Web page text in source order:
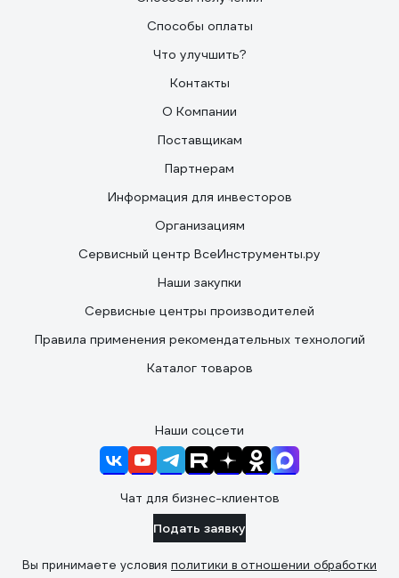
Способы оплаты
Что улучшить?
Контакты
О Компании
Поставщикам
Партнерам
Информация для инвесторов
Организациям
Сервисный центр ВсеИнструменты.ру
Наши закупки
Сервисные центры производителей
Правила применения рекомендательных технологий
Каталог товаров
Наши соцсети
Чат для бизнес-клиентов
Подать заявку
Вы принимаете условия политики в отношении обработки